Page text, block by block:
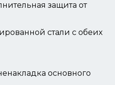
защита от
стали с обеих
основного